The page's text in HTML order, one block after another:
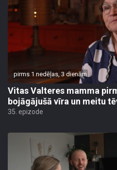
pirms 1 nedēļas, 3 dienām
Vitas Valteres mamma
bojāgājušā vīra un meitu
35. epizode